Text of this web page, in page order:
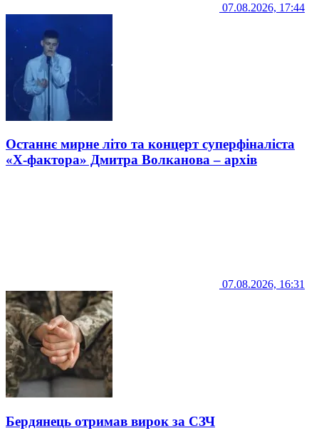
07.08.2026, 17:44
Останнє мирне літо та концерт суперфіналіста
«Х-фактора» Дмитра Волканова – архів
07.08.2026, 16:31
Бердянець отримав вирок за СЗЧ